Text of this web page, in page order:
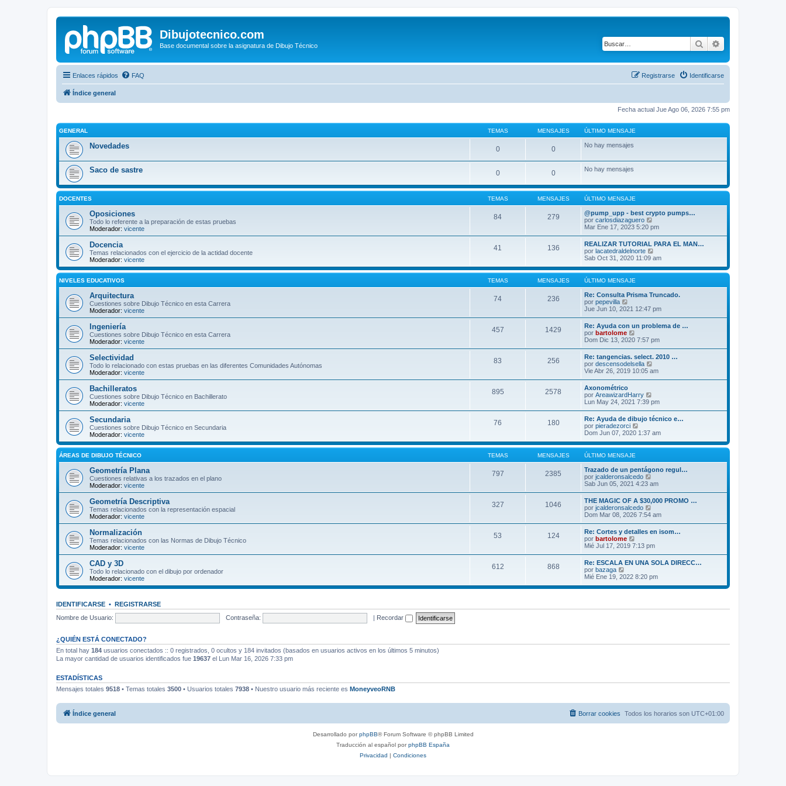
Dibujotecnico.com
Base documental sobre la asignatura de Dibujo Técnico Buscar
Enlaces rápidos FAQ Identificarse
Registrarse
Índice general
Fecha actual Jue Ago 06, 2026 7:55 pm
GENERAL TEMAS MENSAJES ÚLTIMO MENSAJE
Novedades 0 0 No hay mensajes
Saco de sastre 0 0 No hay mensajes
DOCENTES TEMAS MENSAJES ÚLTIMO MENSAJE
Oposiciones
Todo lo referente a la preparación de estas pruebas
Moderador: vicente
84 279
@pump_upp - best crypto pumps…
por carlosdiazaguero
e
ú
l
t
i
m
o
e
n
a
j
e
Mar Ene 17, 2023 5:20 pm
Docencia
Temas relacionados con el ejercicio de la actidad docente
Moderador: vicente
41 136
REALIZAR TUTORIAL PARA EL MAN…
por lacatedraldelnorte
e
ú
i
m
o
m
e
n
a
j
e
Sab Oct 31, 2020 11:09 am
NIVELES EDUCATIVOS TEMAS MENSAJES ÚLTIMO MENSAJE
Arquitectura
Cuestiones sobre Dibujo Técnico en esta Carrera
Moderador: vicente
74 236
Re: Consulta Prisma Truncado.
por pepevilla
e
l
t
i
m
o
m
e
n
a
j
e
Jue Jun 10, 2021 12:47 pm
Ingeniería
Cuestiones sobre Dibujo Técnico en esta Carrera
Moderador: vicente
457 1429
Re: Ayuda con un problema de …
por bartolome
e
l
t
i
m
m
e
n
s
a
j
e
Dom Dic 13, 2020 7:57 pm
Selectividad
Todo lo relacionado con estas pruebas en las diferentes Comunidades Autónomas
Moderador: vicente
83 256
Re: tangencias. select. 2010 …
por descensodelsella
e
i
m
o
e
n
s
j
e
Vie Abr 26, 2019 10:05 am
Bachilleratos
Cuestiones sobre Dibujo Técnico en Bachillerato
Moderador: vicente
895 2578
Axonométrico
por AreawizardHarry
e
ú
l
i
m
o
e
n
a
j
e
Lun May 24, 2021 7:39 pm
Secundaria
Cuestiones sobre Dibujo Técnico en Secundaria
Moderador: vicente
76 180
Re: Ayuda de dibujo técnico e…
por pieradezorci
e
ú
i
m
o
m
e
n
s
a
j
e
Dom Jun 07, 2020 1:37 am
ÁREAS DE DIBUJO TÉCNICO TEMAS MENSAJES ÚLTIMO MENSAJE
Geometría Plana
Cuestiones relativas a los trazados en el plano
Moderador: vicente
797 2385
Trazado de un pentágono regul…
por jcalderonsalcedo
e
ú
l
i
m
o
e
n
s
a
j
e
Sab Jun 05, 2021 4:23 am
Geometría Descriptiva
Temas relacionados con la representación espacial
Moderador: vicente
327 1046
THE MAGIC OF A $30,000 PROMO …
por jcalderonsalcedo
e
l
i
m
o
e
n
s
Dom Mar 08, 2026 7:54 am
Normalización
Temas relacionados con las Normas de Dibujo Técnico
Moderador: vicente
53 124
Re: Cortes y detalles en isom…
por bartolome
e
ú
l
t
i
m
e
e
Mié Jul 17, 2019 7:13 pm
CAD y 3D
Todo lo relacionado con el dibujo por ordenador
Moderador: vicente
612 868
Re: ESCALA EN UNA SOLA DIRECC…
por bazaga
e
ú
i
n
Mié Ene 19, 2022 8:20 pm
IDENTIFICARSE • REGISTRARSE
Nombre de Usuario:
Contraseña: | Recordar
¿QUIÉN ESTÁ CONECTADO?
En total hay 184 usuarios conectados :: 0 registrados, 0 ocultos y 184 invitados (basados en usuarios activos en los últimos 5 minutos)
La mayor cantidad de usuarios identificados fue 19637 el Lun Mar 16, 2026 7:33 pm
ESTADÍSTICAS
Mensajes totales 9518 • Temas totales 3500 • Usuarios totales 7938 • Nuestro usuario más reciente es MoneyveoRNB
Índice general Todos los horarios son UTC+01:00
Borrar cookies
Desarrollado porphpBB® Forum Software © phpBB Limited
Traducción al español porphpBB España
Privacidad | Condiciones